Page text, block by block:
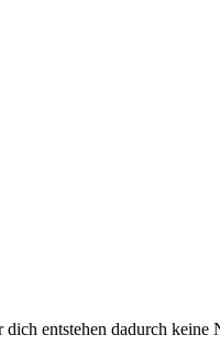
entstehen dadurch keine